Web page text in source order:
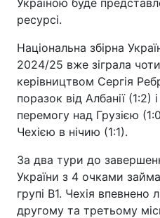
Україною буде
ресурсі.
Національна збірна
2024/25 вже зіграла
керівництвом Сергія
поразок від Албанії (1:2)
перемогу над Грузією
Чехією в нічию (1:1).
За два тури до
України з 4 очками
групі B1. Чехія впевнено
другому та третьому